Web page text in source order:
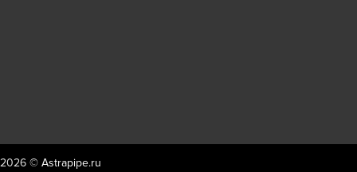
2026 © Astrapipe.ru